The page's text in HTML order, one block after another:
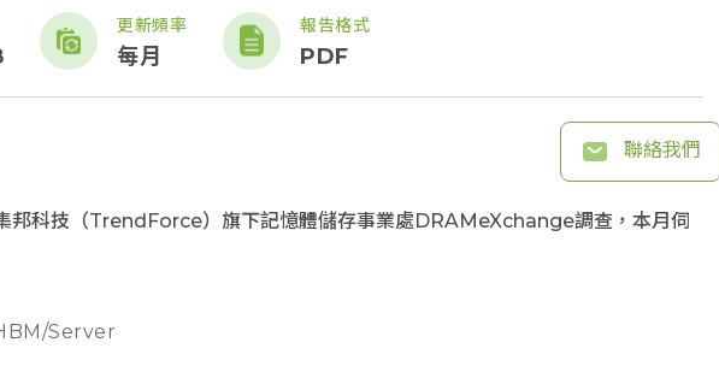
更新頻率
每月
報告格式
PDF
聯絡我們
邦科技（TrendForce）旗下記憶體儲存事業處DRAMeXchange調查，本月伺
Server